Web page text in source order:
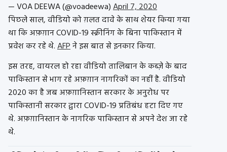
— VOA DEEWA (@voadeewa)April 7, 2020
पिछले साल, वीडियो को ग़लत दावे के साथ शेयर किया गया
था कि अफ़ग़ान COVID-19 स्क्रीनिंग के बिना पाकिस्तान में
प्रवेश कर रहे थे.AFPने इस बात से इनकार किया.
इस तरह, वायरल हो रहा वीडियो तालिबान के कब्ज़े के बाद
पाकिस्तान से भाग रहे अफ़ग़ान नागरिकों का नहीं है. वीडियो
2020 का है जब अफ़ग़ानिस्तान सरकार के अनुरोध पर
पाकिस्तानी सरकार द्वारा COVID-19 प्रतिबंध हटा दिए गए
थे. अफ़ग़ानिस्तान के नागरिक पाकिस्तान से अपने देश जा रहे
थे.